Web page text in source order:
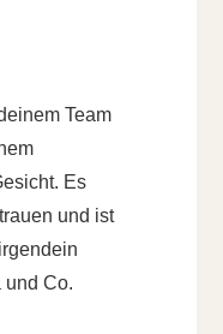
Team
Es
und ist
und Co.